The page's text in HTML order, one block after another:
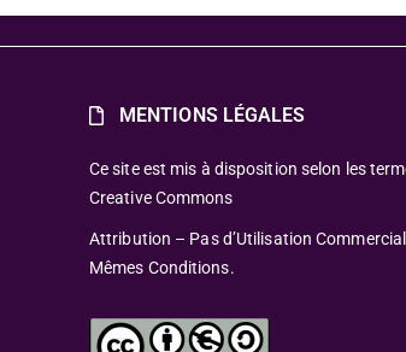
MENTIONS LÉGALES
Ce site est mis à disposition selon les
Creative Commons
Attribution – Pas d’Utilisation
Mêmes Conditions.